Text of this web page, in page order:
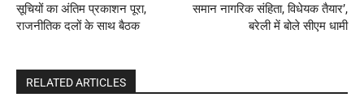
सूचियों का अंतिम प्रकाशन पूरा,
राजनीतिक दलों के साथ बैठक
समान नागरिक संहिता, विधेयक तैयार’,
बरेली में बोले सीएम धामी
RELATED ARTICLES